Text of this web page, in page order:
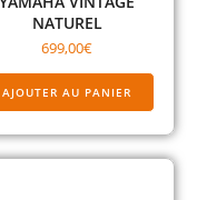
NATUREL
699,00€
AJOUTER AU PANIER